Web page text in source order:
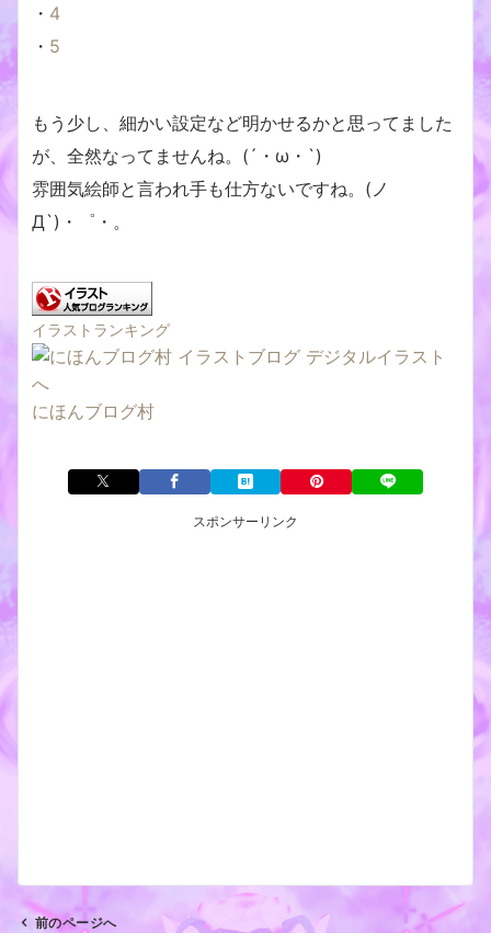
・ 4
・ 5
もう少し、細かい設定など明かせるかと思ってました
が、全然なってませんね。(´・ω・`)
雰囲気絵師と言われ手も仕方ないですね。(ノ
Д`)・゜・。
イラストランキング
にほんブログ村
スポンサーリンク
前のページへ